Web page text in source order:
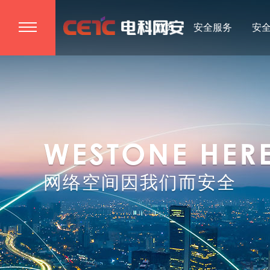
首页 安全服务 安
WESTONE
网络空间因我们而安全